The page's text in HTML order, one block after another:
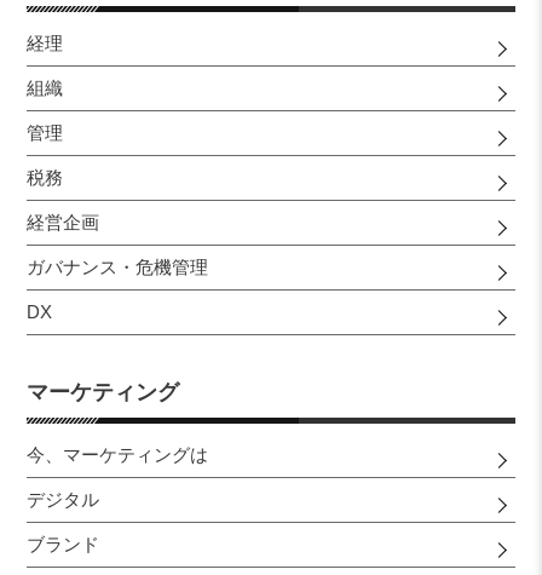
経理
組織
管理
税務
経営企画
ガバナンス・危機管理
DX
マーケティング
今、マーケティングは
デジタル
ブランド